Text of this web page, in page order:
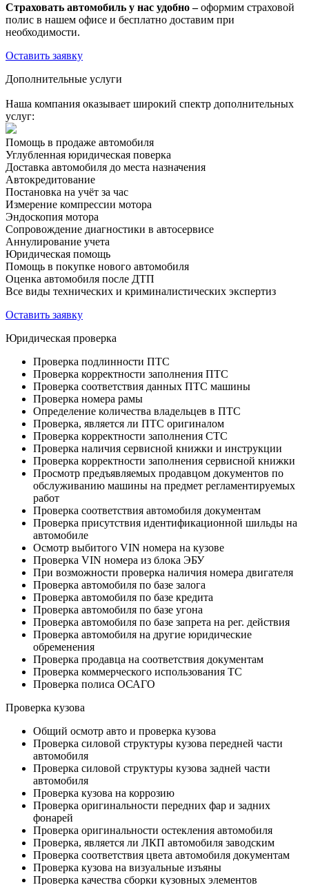
Страховать автомобиль у нас удобно –оформим страховой
полис в нашем офисе и бесплатно доставим при
необходимости.
Оставить заявку
Дополнительные услуги
Наша компания оказывает широкий спектр дополнительных
услуг:
Помощь в продаже автомобиля
Углубленная юридическая поверка
Доставка автомобиля до места назначения
Автокредитование
Постановка на учёт за час
Измерение компрессии мотора
Эндоскопия мотора
Сопровождение диагностики в автосервисе
Аннулирование учета
Юридическая помощь
Помощь в покупке нового автомобиля
Оценка автомобиля после ДТП
Все виды технических и криминалистических экспертиз
Оставить заявку
Юридическая проверка
Проверка подлинности ПТС
Проверка корректности заполнения ПТС
Проверка соответствия данных ПТС машины
Проверка номера рамы
Определение количества владельцев в ПТС
Проверка, является ли ПТС оригиналом
Проверка корректности заполнения СТС
Проверка наличия сервисной книжки и инструкции
Проверка корректности заполнения сервисной книжки
Просмотр предъявляемых продавцом документов по
обслуживанию машины на предмет регламентируемых
работ
Проверка соответствия автомобиля документам
Проверка присутствия идентификационной шильды на
автомобиле
Осмотр выбитого VIN номера на кузове
Проверка VIN номера из блока ЭБУ
При возможности проверка наличия номера двигателя
Проверка автомобиля по базе залога
Проверка автомобиля по базе кредита
Проверка автомобиля по базе угона
Проверка автомобиля по базе запрета на рег. действия
Проверка автомобиля на другие юридические
обременения
Проверка продавца на соответствия документам
Проверка коммерческого использования ТС
Проверка полиса ОСАГО
Проверка кузова
Общий осмотр авто и проверка кузова
Проверка силовой структуры кузова передней части
автомобиля
Проверка силовой структуры кузова задней части
автомобиля
Проверка кузова на коррозию
Проверка оригинальности передних фар и задних
фонарей
Проверка оригинальности остекления автомобиля
Проверка, является ли ЛКП автомобиля заводским
Проверка соответствия цвета автомобиля документам
Проверка кузова на визуальные изъяны
Проверка качества сборки кузовных элементов